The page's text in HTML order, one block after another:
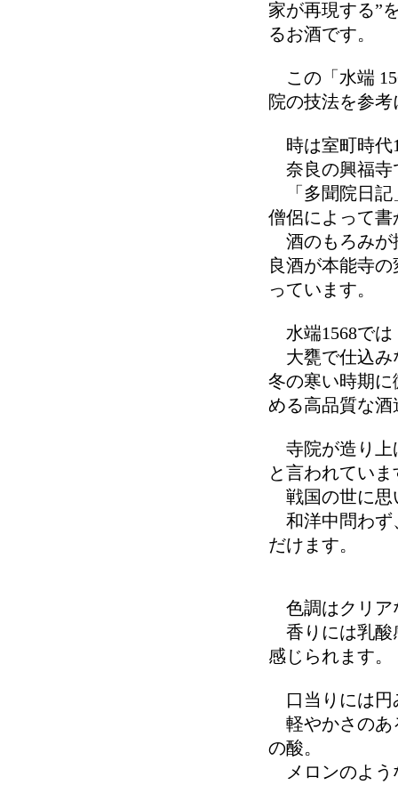
家が再現する”
るお酒です。
この「水端
院の技法を参
時は室町時代
奈良の興福寺
「多聞院日記
僧侶によって
酒のもろみが
良酒が本能寺
っています。
水端1568では
大甕で仕込み
冬の寒い時期
める高品質な
寺院が造り上
と言われていま
戦国の世に思
和洋中問わず
だけます。
色調はクリア
香りには乳酸
感じられます。
口当りには円
軽やかさのあ
の酸。
メロンのよう